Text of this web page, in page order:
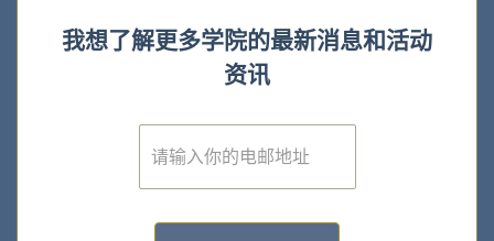
我想了解更多学院的最新消息和活动
资讯
E
m